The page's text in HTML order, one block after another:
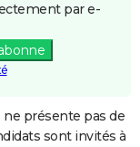
par e-
présente pas de
sont invités à